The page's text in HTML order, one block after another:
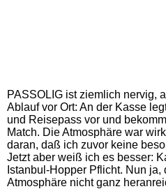
PASSOLIG ist ziemlich nervig,
Ablauf vor Ort: An der Kasse
und Reisepass vor und
Match. Die Atmosphäre war
daran, daß ich zuvor keine
Jetzt aber weiß ich es besser:
Istanbul-Hopper Pflicht. Nun
Atmosphäre nicht ganz